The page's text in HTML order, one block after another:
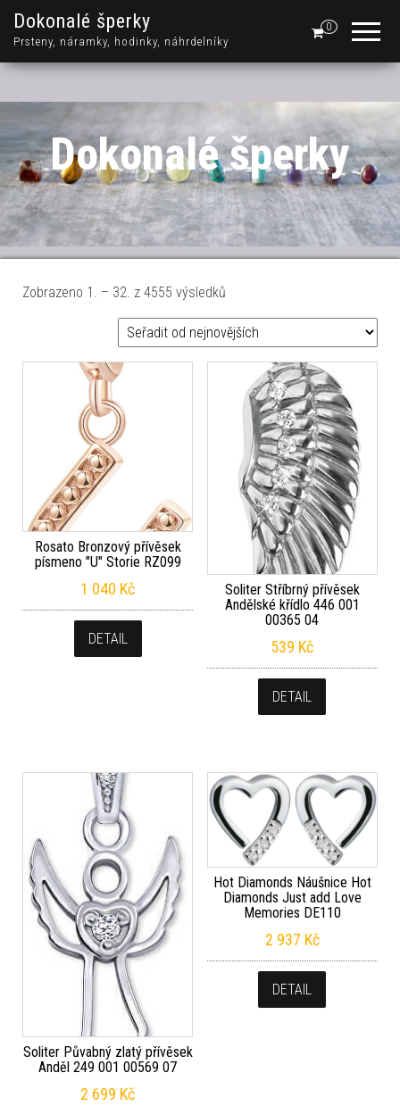
Dokonalé šperky
Prsteny, náramky, hodinky, náhrdelníky
0
Dokonalé šperky
Zobrazeno 1. – 32. z 4555 výsledků
Rosato Bronzový přívěsek
písmeno "U" Storie RZ099
1 040 Kč
DETAIL
Soliter Stříbrný přívěsek
Andělské křídlo 446 001
00365 04
539 Kč
DETAIL
Soliter Půvabný zlatý přívěsek
Anděl 249 001 00569 07
2 699 Kč
Hot Diamonds Náušnice Hot
Diamonds Just add Love
Memories DE110
2 937 Kč
DETAIL